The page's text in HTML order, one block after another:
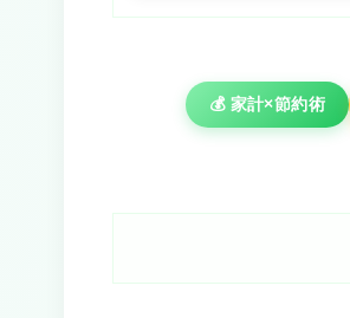
💰 家計×節約術